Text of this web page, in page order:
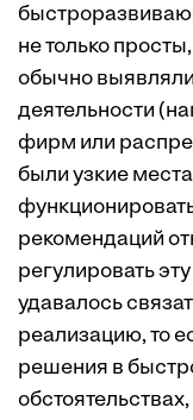
не только
обычно
деятельности
фирм или
были узкие
рекомендаций
регулировать
удавалось
реализацию, то
решения в